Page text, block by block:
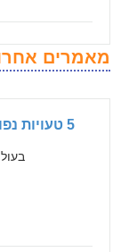
מאמרים
5 טעויות